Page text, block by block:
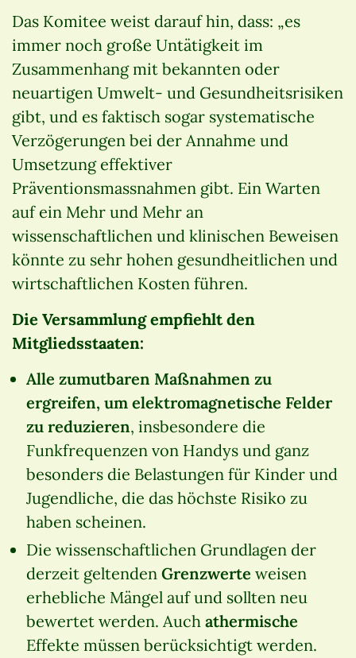
Das Komitee weist darauf hin, dass: „es
immer noch große Untätigkeit im
Zusammenhang mit bekannten oder
neuartigen Umwelt- und Gesundheitsrisiken
gibt, und es faktisch sogar systematische
Verzögerungen bei der Annahme und
Umsetzung effektiver
Präventionsmassnahmen gibt. Ein Warten
auf ein Mehr und Mehr an
wissenschaftlichen und klinischen Beweisen
könnte zu sehr hohen gesundheitlichen und
wirtschaftlichen Kosten führen.
Die Versammlung empfiehlt den
Mitgliedsstaaten:
Alle zumutbaren Maßnahmen zu
ergreifen, um elektromagnetische Felder
zu reduzieren, insbesondere die
Funkfrequenzen von Handys und ganz
besonders die Belastungen für Kinder und
Jugendliche, die das höchste Risiko zu
haben scheinen.
Die wissenschaftlichen Grundlagen der
derzeit geltenden Grenzwerte weisen
erhebliche Mängel auf und sollten neu
bewertet werden. Auch athermische
Effekte müssen berücksichtigt werden.